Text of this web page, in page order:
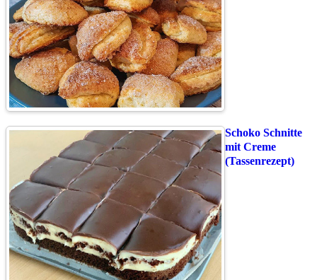
Schoko Schnitte
mit Creme
(Tassenrezept)